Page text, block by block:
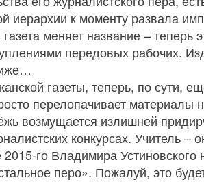
иерархии к моменту развала
меняет название – теперь
передовых рабочих.
газеты, теперь, по сути,
перелопачивает материалы
возмущается излишней
конкурсах. Учитель –
Владимира
перо». Пожалуй, это